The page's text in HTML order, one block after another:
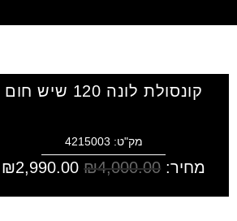
קונסולת לונה 120 שיש חום
מק"ט: 4215003
מחיר: ₪4,000.00
₪2,990.00